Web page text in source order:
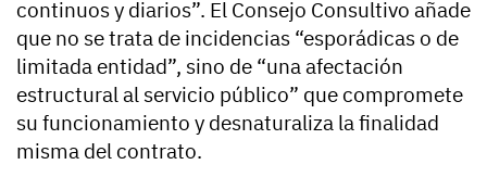
continuos y diarios”. El Consejo Consultivo añade
que no se trata de incidencias “esporádicas o de
limitada entidad”, sino de “una afectación
estructural al servicio público” que compromete
su funcionamiento y desnaturaliza la finalidad
misma del contrato.